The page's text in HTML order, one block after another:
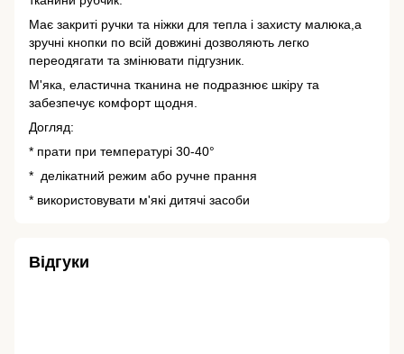
Має закриті ручки та ніжки для тепла і захисту малюка,а
зручні кнопки по всій довжині дозволяють легко
переодягати та змінювати підгузник.
М'яка, еластична тканина не подразнює шкіру та
забезпечує комфорт щодня.
Догляд:
* прати при температурі 30-40°
* делікатний режим або ручне прання
* використовувати м'які дитячі засоби
Відгуки